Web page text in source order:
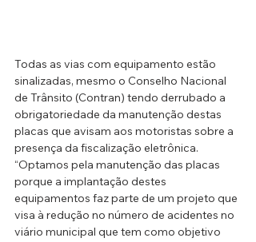
Todas as vias com equipamento estão
sinalizadas, mesmo o Conselho Nacional
de Trânsito (Contran) tendo derrubado a
obrigatoriedade da manutenção destas
placas que avisam aos motoristas sobre a
presença da fiscalização eletrônica.
“Optamos pela manutenção das placas
porque a implantação destes
equipamentos faz parte de um projeto que
visa à redução no número de acidentes no
viário municipal que tem como objetivo